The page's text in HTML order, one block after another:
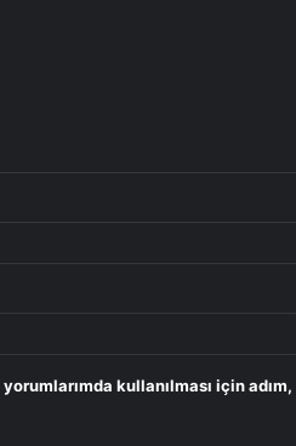
kullanılması için